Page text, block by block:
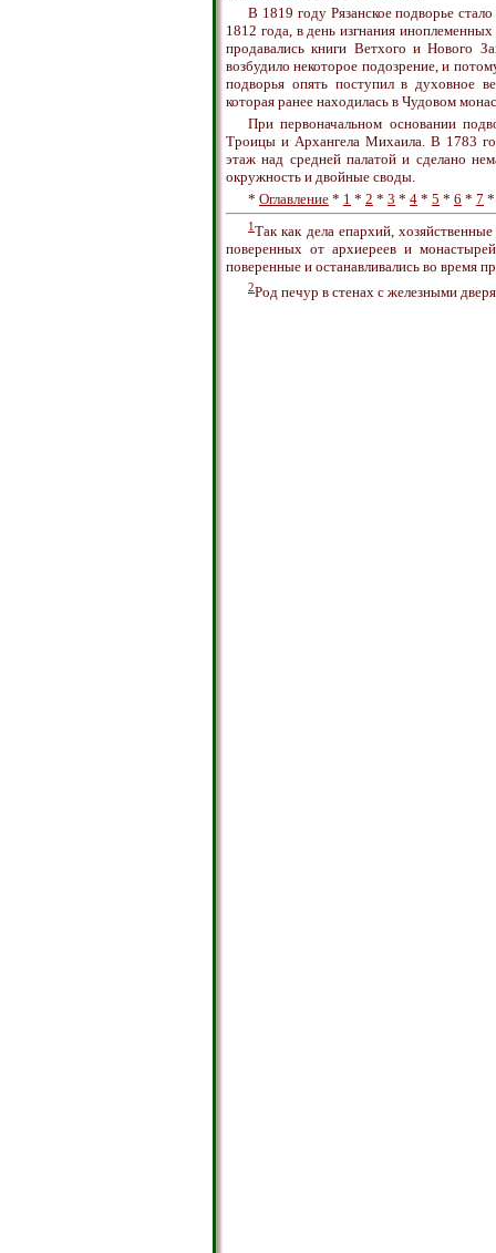
В 1819 году Рязанское подворье
1812 года, в день изгнания
продавались книги Ветхого и Нового
возбудило некоторое подозрение, и
подворья опять поступил в духовное
которая ранее находилась в Чудовом
При первоначальном основании
Троицы и Архангела Михаила. В 1783
этаж над средней палатой и сделано
окружность и двойные своды.
* Оглавление * 1 * 2 * 3 * 4 * 5 * 6 * 7
1Так как дела епархий,
поверенных от архиереев и
поверенные и останавливались во время
2Род печур в стенах с железными